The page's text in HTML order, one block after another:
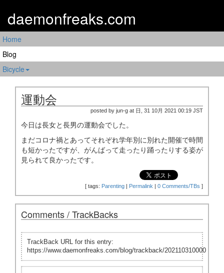
daemonfreaks.com
Home
Blog
Bicycle
運動会
posted by jun-g at 日, 31 10月 2021 00:19 JST
今日は長女と長男の運動会でした。
まだコロナ禍とあってそれぞれ学年別に別れた開催で時間
も短かったですが、がんばって走ったり踊ったりする姿が
見られて良かったです。
[ tags: Parenting | Permalink | 0 Comments/TBs ]
Comments / TrackBacks
TrackBack URL for this entry:
https://www.daemonfreaks.com/blog/trackback/202110310000